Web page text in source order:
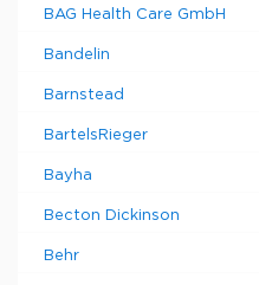
BAG Health Care GmbH
Bandelin
Barnstead
BartelsRieger
Bayha
Becton Dickinson
Behr